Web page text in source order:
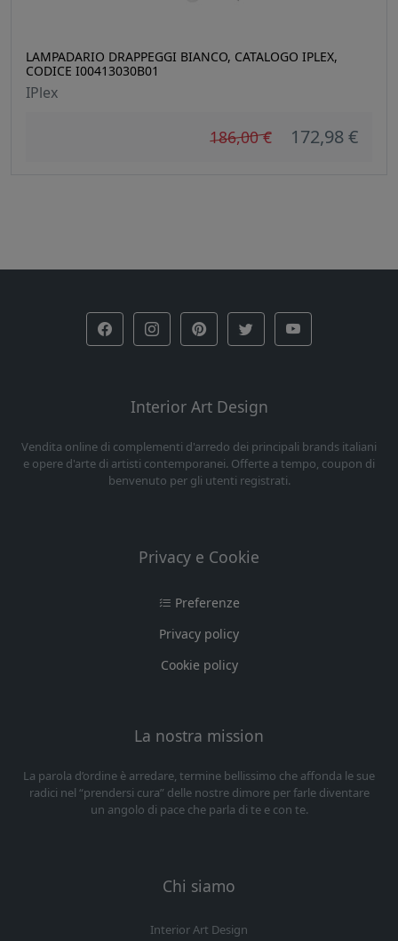
LAMPADARIO DRAPPEGGI BIANCO, CATALOGO IPLEX,
CODICE I00413030B01
IPlex
186,00 € 172,98 €
Interior Art Design
Vendita online di complementi d'arredo dei principali brands italiani
e opere d'arte di artisti contemporanei. Offerte a tempo, coupon di
benvenuto per gli utenti registrati.
Privacy e Cookie
Preferenze
Privacy policy
Cookie policy
La nostra mission
La parola d’ordine è arredare, termine bellissimo che affonda le sue
radici nel “prendersi cura” delle nostre dimore per farle diventare
un angolo di pace che parla di te e con te.
Chi siamo
Interior Art Design